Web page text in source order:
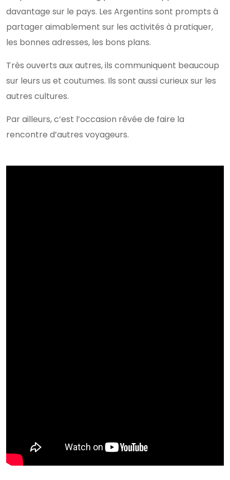
davantage sur le pays. Les Argentins sont prompts à
partager aimablement sur les activités à pratiquer,
les bonnes adresses, les bons plans.
Très ouverts aux autres, ils communiquent beaucoup
sur leurs us et coutumes. Ils sont aussi curieux sur les
autres cultures.
Par ailleurs, c’est l’occasion rêvée de faire la
rencontre d’autres voyageurs.